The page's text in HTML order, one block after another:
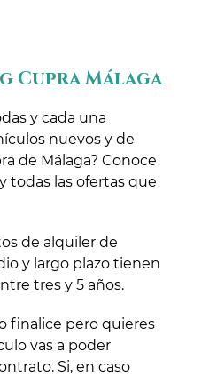
Cupra Málaga
y cada una
nuevos y de
de Málaga? Conoce
todas las ofertas que
de alquiler de
y largo plazo tienen
tres y 5 años.
finalice pero quieres
vas a poder
Si, en caso